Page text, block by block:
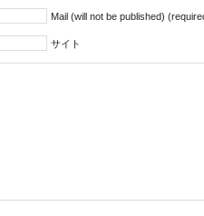
Mail (will not be published)
サイト